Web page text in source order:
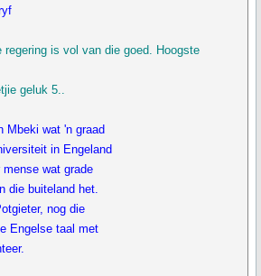
is vol van die goed. Hoogste
geluk 5..
Mbeki wat 'n graad
in Engeland
wat grade
die buiteland het.
nog die
Engelse taal met